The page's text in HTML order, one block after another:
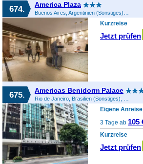
674. America Plaza
Buenos Aires, Argentinien (Sonstiges), Argentinien
Kurzreise
Jetzt prüfen
675. Americas Benidorm Palace
Eigene
3 Tage ab 105
Kurzreise
Jetzt prüfen